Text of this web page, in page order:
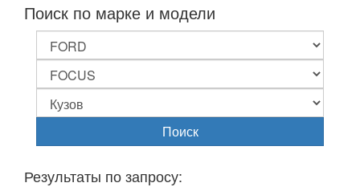
Поиск по марке и модели
Поиск
Результаты по запросу: